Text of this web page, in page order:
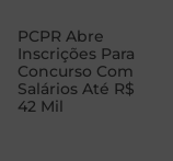
PCPR Abre
Inscrições Para
Concurso Com
Salários Até R$
42 Mil